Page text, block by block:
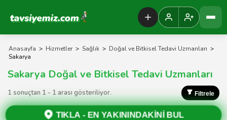
Tavsiyemiz Anasayfa
Anasayfa > Hizmetler > Sağlık > Doğal ve Bitkisel Tedavi Uzmanları >
Sakarya
Sakarya Doğal ve Bitkisel Tedavi Uzmanları
1 sonuçtan 1 - 1 arası gösteriliyor. Filtrele
TIKLA - EN YAKININDAKİNİ BUL